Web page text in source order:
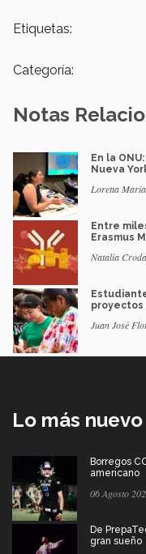
Etiquetas:
Categoría:
Notas
En la
Nueva
Loretta
Entre
Erasmus
Natalia Croda
proyectos
Juan José
Lo más nuevo
Borregos
americano
06 Agosto
De
gran sueño